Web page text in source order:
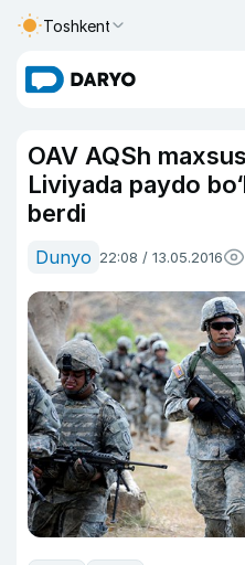
Toshkent
OAV AQSh
Liviyada paydo
berdi
Dunyo 22:08 / 13.05.2016